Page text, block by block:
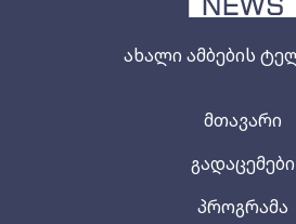
ახალი ამბების
მთავარი
გადაცემები
პროგრამა